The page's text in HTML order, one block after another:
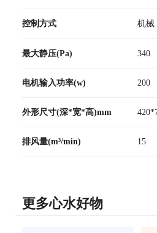
控制方式 机械
最大静压(Pa) 340
电机输入功率(w) 200
外形尺寸(深*宽*高)mm
排风量(m³/min) 15
更多心水好物